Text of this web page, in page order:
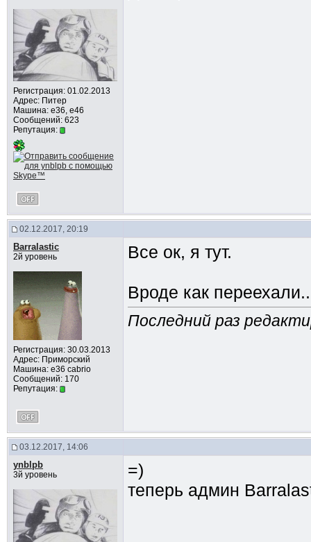
Регистрация: 01.02.2013
Адрес: Питер
Машина: e36, e46
Сообщений: 623
Репутация:
02.12.2017, 20:19
Barralastic
2й уровень
Регистрация: 30.03.2013
Адрес: Приморский
Машина: e36 cabrio
Сообщений: 170
Репутация:
Все ок, я тут.
Вроде как
Последний раз
03.12.2017, 14:06
ynblpb
3й уровень
=)
теперь админ